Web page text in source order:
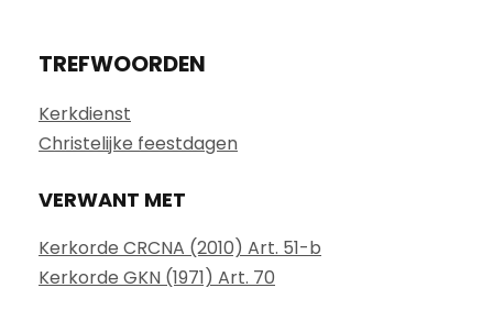
TREFWOORDEN
Kerkdienst
Christelijke feestdagen
VERWANT MET
Kerkorde CRCNA (2010) Art. 51-b
Kerkorde GKN (1971) Art. 70